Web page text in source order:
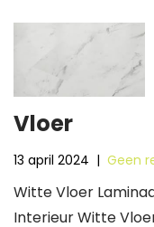
Vloer
13 april 2024 | Geen
Witte Vloer
Interieur Witte